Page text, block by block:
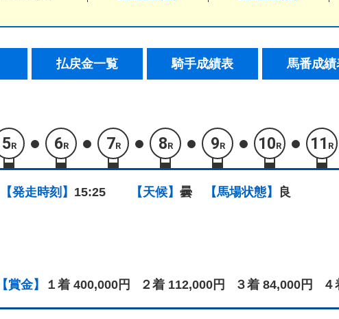
払戻金一覧 騎手成績表 馬番成績
5R 6R 7R 8R 9R 10R 11 R
【発走時刻】 15:25 【天候】 曇 【馬場状態】 良
【賞金】 １着 400,000円 ２着 112,000円 ３着 84,000円